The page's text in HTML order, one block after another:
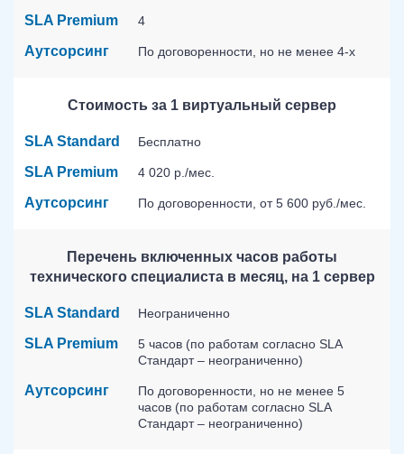
SLA Premium 4
Аутсорсинг По договоренности, но не менее 4-х
Стоимость за 1 виртуальный сервер
SLA Standard Бесплатно
SLA Premium 4 020 р./мес.
Аутсорсинг По договоренности, от 5 600 руб./мес.
Перечень включенных часов работы
технического специалиста в месяц, на 1 сервер
SLA Standard Неограниченно
SLA Premium
5 часов (по работам согласно SLA
Стандарт – неограниченно)
Аутсорсинг
По договоренности, но не менее 5
часов (по работам согласно SLA
Стандарт – неограниченно)